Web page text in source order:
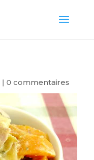
| 0 commentaires